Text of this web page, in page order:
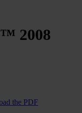
2008
the PDF